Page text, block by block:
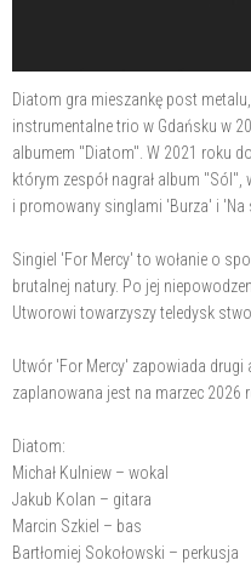
Diatom gra mieszankę post
instrumentalne trio w Gdańsku w
albumem "Diatom". W 2021 roku do
którym zespół nagrał album "Sól",
i promowany singlami 'Burza' i 'Na
Singiel 'For Mercy' to wołanie o
brutalnej natury. Po jej
Utworowi towarzyszy teledysk
Utwór 'For Mercy' zapowiada drugi
zaplanowana jest na marzec 2026
Diatom:
Michał Kulniew – wokal
Jakub Kolan – gitara
Marcin Szkiel – bas
Bartłomiej Sokołowski – perkusja